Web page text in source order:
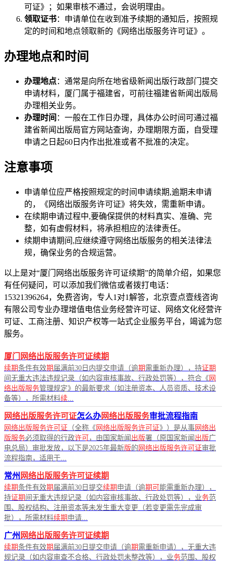
可证》；如果审核不通过，会说明理由。
领取证书：申请单位在收到准予续期的通知后，按照规
定的时间和地点领取新的《网络出版服务许可证》。
办理地点和时间
办理地点：通常是向所在地省级新闻出版行政部门提交
申请材料，厦门属于福建省，可前往福建省新闻出版局
办理相关业务。
办理时间 ：一般在工作日办理，具体办公时间可通过福
建省新闻出版局官方网站查询，办理期限方面，自受理
申请之日起60日内作出批准或者不批准的决定。
注意事项
申请单位应严格按照规定的时间申请续期,逾期未申请
的，《网络出版服务许可证》将失效，需重新申请。
在续期申请过程中,要确保提供的材料真实、准确、完
整，如有虚假材料，将承担相应的法律责任。
续期申请期间,应继续遵守网络出版服务的相关法律法
规，确保业务的合规运营。
以上是对“厦门网络出版服务许可证续期”的简单介绍，如果您
有任何疑问，可以添加我们微信或者拨打电话：
15321396264，免费咨询，专人1对1解答，北京壹点壹线咨询
有限公司专业办理增值电信业务经营许可证、网络文化经营许
可证、工商注册、知识产权等一站式企业服务平台，竭诚为您
服务。
厦门网络出版服务许可证续期
续期条件有效期 届满前30日内提交申请（逾期 需重新办理），持证期
间无重大违法违规记录（如内容审核事故、行政处罚等），符合《 网
络出版服务管理规定》的最新要求（如注册资本、人员资质、技术设
备等），所需材料续
网络出版服务许可证怎么办网络出版服务审批流程指南
网络出版服务许可证 （全称《 网络出版服务许可证》）是从事 网络出
版服务必须取得的行政许可 ，由国家新闻 出版署（原国家新闻 出版广
电总局）审批发放，以下是2025年最新版的 网络出版服务许可证审批
流程指南，适用于...
常州 网络出版服务许可证续期
续期条件有效期 届满前30日提交续期 申请（逾期可 能需重新办理），
持证期 间无重大违规记录（如内容审核事故、行政处罚等），业务范
围、股权结构、注册资本等未发生重大变更（若变更需先完成审
批），所需材料续期 申请...
广州 网络出版服务许可证续期
续期条件有效期 届满前30日提交申请（逾期 需重新申请），无重大违
规记录（如内容审查不合格、行政处罚未整改等），业务范围、股权